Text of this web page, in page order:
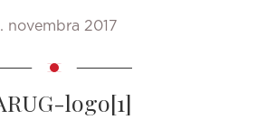
novembra 2017
logo[1]